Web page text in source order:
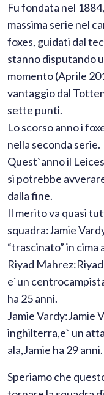
Fu fondata nel
massima serie nel
foxes, guidati dal
stanno disputando
momento (Aprile
vantaggio dal
sette punti.
Lo scorso anno i
nella seconda serie.
Quest`anno il
si potrebbe
dalla fine.
Il merito va quasi
squadra:Jamie
“trascinato” in cima
Riyad
e`un
ha 25 anni.
Jamie Vardy:Jamie
inghilterra,e` un
ala,Jamie ha 29 anni.
Speriamo che